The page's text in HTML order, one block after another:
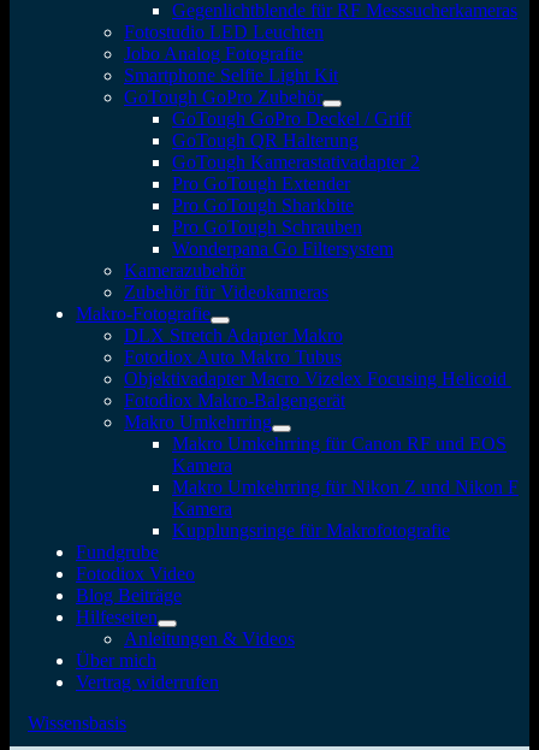
Gegenlichtblende für RF Messsucherkameras
Fotostudio LED Leuchten
Jobo Analog Fotografie
Smartphone Selfie Light Kit
GoTough GoPro Zubehör
GoTough GoPro Deckel / Griff
GoTough QR Halterung
GoTough Kamerastativadapter 2
Pro GoTough Extender
Pro GoTough Sharkbite
Pro GoTough Schrauben
Wonderpana Go Filtersystem
Kamerazubehör
Zubehör für Videokameras
Makro-Fotografie
DLX Stretch Adapter Makro
Fotodiox Auto Makro Tubus
Objektivadapter Macro Vizelex Focusing Helicoid
Fotodiox Makro-Balgengerät
Makro Umkehrring
Makro Umkehrring für Canon RF und EOS
Kamera
Makro Umkehrring für Nikon Z und Nikon F
Kamera
Kupplungsringe für Makrofotografie
Fundgrube
Fotodiox Video
Blog Beiträge
Hilfeseiten
Anleitungen & Videos
Über mich
Vertrag widerrufen
Wissensbasis